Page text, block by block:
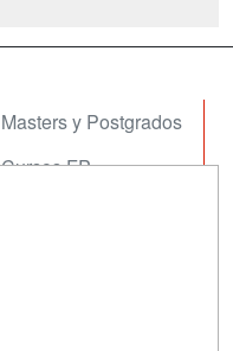
Masters y Postgrados
Cursos FP